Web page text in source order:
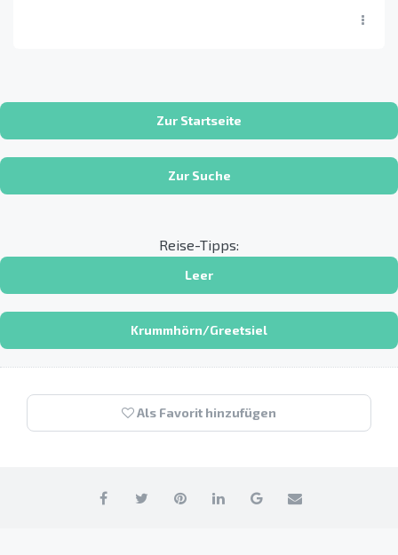
Zur Startseite
Zur Suche
Reise-Tipps:
Leer
Krummhörn/Greetsiel
Als Favorit hinzufügen